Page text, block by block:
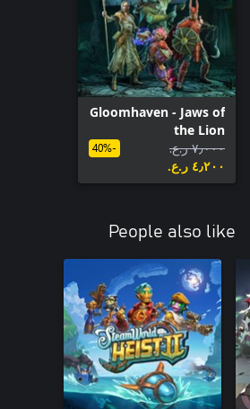
Gloomhaven - Jaws of
the Lion
٧٫٠٠٠ ر.ع.‏
٤٫٢٠٠ ر.ع.‏
-40%
People also like